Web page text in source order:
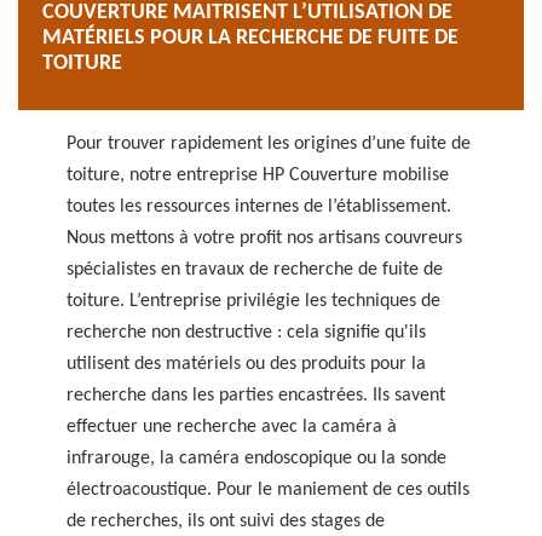
COUVERTURE MAITRISENT L’UTILISATION DE
MATÉRIELS POUR LA RECHERCHE DE FUITE DE
TOITURE
Pour trouver rapidement les origines d’une fuite de
toiture, notre entreprise HP Couverture mobilise
toutes les ressources internes de l’établissement.
Nous mettons à votre profit nos artisans couvreurs
spécialistes en travaux de recherche de fuite de
toiture. L’entreprise privilégie les techniques de
recherche non destructive : cela signifie qu'ils
utilisent des matériels ou des produits pour la
recherche dans les parties encastrées. Ils savent
effectuer une recherche avec la caméra à
infrarouge, la caméra endoscopique ou la sonde
électroacoustique. Pour le maniement de ces outils
de recherches, ils ont suivi des stages de